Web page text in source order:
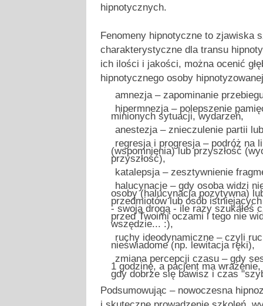
hipnotycznych.
Fenomeny hipnotyczne to zjawiska
charakterystyczne dla transu
ich ilości i jakości, można ocenić
hipnotycznego osoby
amnezja – zapominanie
hipermnezja – polepszenie
minionych sytuacji, wydarzeń,
anestezja – znieczulenie partii lub
regresja i progresja – podróż na
(wspomnienia) lub przyszłość
przyszłość),
katalepsja – zesztywnienie
halucynacje – gdy osoba widzi
osoby (halucynacja pozytywna)
przedmiotów lub osób
- swoją drogą - ile razy szukałeś
przed Twoimi oczami i tego nie
wszędzie... :),
ruchy ideodynamiczne – czyli
nieświadome (np. lewitacja ręki),
zmiana percepcji czasu – gdy
1 godzinę, a pacjent ma
gdy dobrze się bawisz i czas
Podsumowując – nowoczesna